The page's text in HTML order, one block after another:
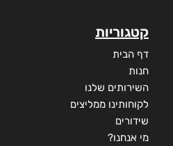
קטגוריות
דף הבית
חנות
השירותים שלנו
לקוחותינו ממליצים
שידורים
מי אנחנו?